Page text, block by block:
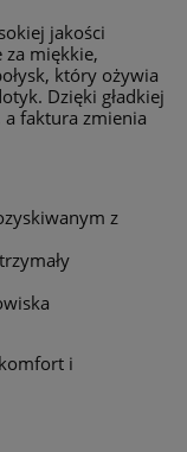
jakości
za miękkie,
który ożywia
Dzięki gładkiej
a faktura zmienia
z
i